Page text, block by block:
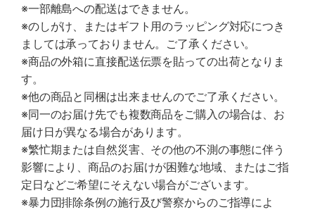
※一部離島への配送はできません。
※のしがけ、またはギフト用のラッピング対応につき
ましては承っておりません。ご了承ください。
※商品の外箱に直接配送伝票を貼っての出荷となりま
す。
※他の商品と同梱は出来ませんのでご了承ください。
※同一のお届け先でも複数商品をご購入の場合は、お
届け日が異なる場合があります。
※繁忙期または自然災害、その他の不測の事態に伴う
影響により、商品のお届けが困難な地域、またはご指
定日などご希望にそえない場合がございます。
※暴力団排除条例の施行及び警察からのご指導によ